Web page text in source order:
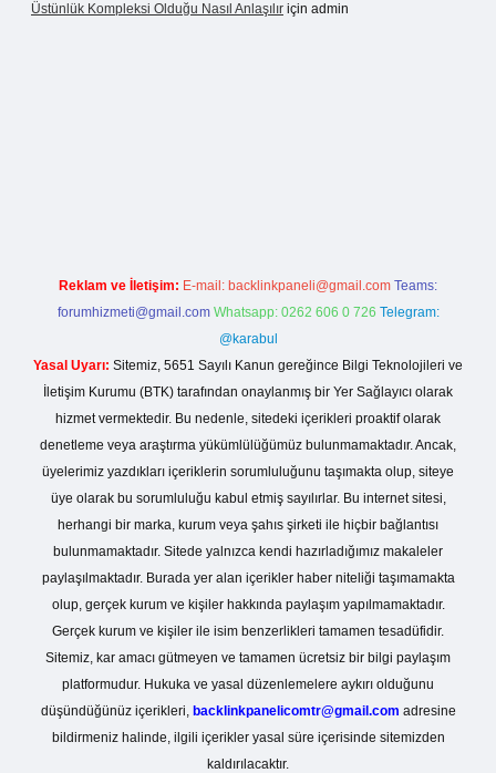
Üstünlük Kompleksi Olduğu Nasıl Anlaşılır için admin
Reklam ve İletişim: E-mail: backlinkpaneli@gmail.com Teams:
forumhizmeti@gmail.com Whatsapp: 0262 606 0 726 Telegram:
@karabul
Yasal Uyarı: Sitemiz, 5651 Sayılı Kanun gereğince Bilgi Teknolojileri ve
İletişim Kurumu (BTK) tarafından onaylanmış bir Yer Sağlayıcı olarak
hizmet vermektedir. Bu nedenle, sitedeki içerikleri proaktif olarak
denetleme veya araştırma yükümlülüğümüz bulunmamaktadır. Ancak,
üyelerimiz yazdıkları içeriklerin sorumluluğunu taşımakta olup, siteye
üye olarak bu sorumluluğu kabul etmiş sayılırlar. Bu internet sitesi,
herhangi bir marka, kurum veya şahıs şirketi ile hiçbir bağlantısı
bulunmamaktadır. Sitede yalnızca kendi hazırladığımız makaleler
paylaşılmaktadır. Burada yer alan içerikler haber niteliği taşımamakta
olup, gerçek kurum ve kişiler hakkında paylaşım yapılmamaktadır.
Gerçek kurum ve kişiler ile isim benzerlikleri tamamen tesadüfidir.
Sitemiz, kar amacı gütmeyen ve tamamen ücretsiz bir bilgi paylaşım
platformudur. Hukuka ve yasal düzenlemelere aykırı olduğunu
düşündüğünüz içerikleri, backlinkpanelicomtr@gmail.com adresine
bildirmeniz halinde, ilgili içerikler yasal süre içerisinde sitemizden
kaldırılacaktır.